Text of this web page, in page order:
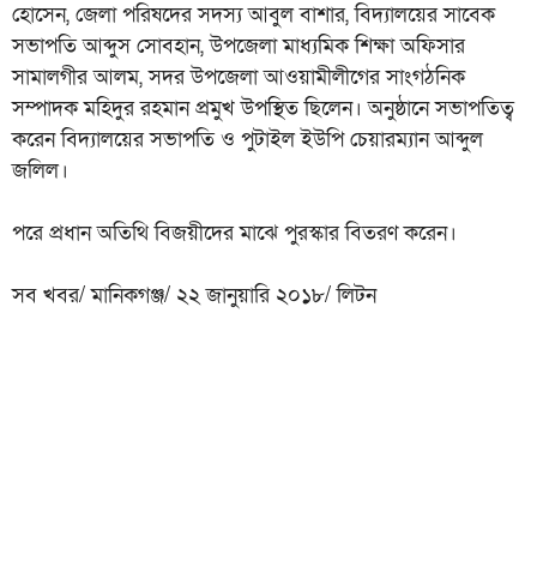
হোসেন, জেলা পরিষদের সদস্য আবুল বাশার, বিদ্যালয়ের সাবেক
সভাপতি আব্দুস সোবহান, উপজেলা মাধ্যমিক শিক্ষা অফিসার
সামালগীর আলম, সদর উপজেলা আওয়ামীলীগের সাংগঠনিক
সম্পাদক মহিদুর রহমান প্রমুখ উপস্থিত ছিলেন। অনুষ্ঠানে সভাপতিত্ব
করেন বিদ্যালয়ের সভাপতি ও পুটাইল ইউপি চেয়ারম্যান আব্দুল
জলিল।
পরে প্রধান অতিথি বিজয়ীদের মাঝে পুরস্কার বিতরণ করেন।
সব খবর/ মানিকগঞ্জ/ ২২ জানুয়ারি ২০১৮/ লিটন